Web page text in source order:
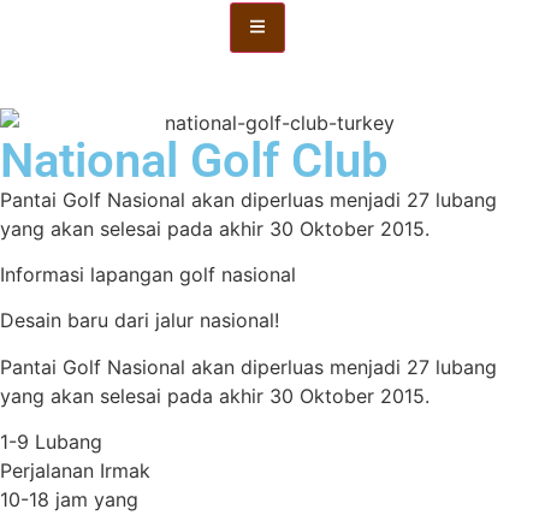
Menu Hamburger Toggle
National Golf Club
Pantai Golf Nasional akan diperluas menjadi 27 lubang
yang akan selesai pada akhir 30 Oktober 2015.
Informasi lapangan golf nasional
Desain baru dari jalur nasional!
Pantai Golf Nasional akan diperluas menjadi 27 lubang
yang akan selesai pada akhir 30 Oktober 2015.
1-9 Lubang
Perjalanan Irmak
10-18 jam yang